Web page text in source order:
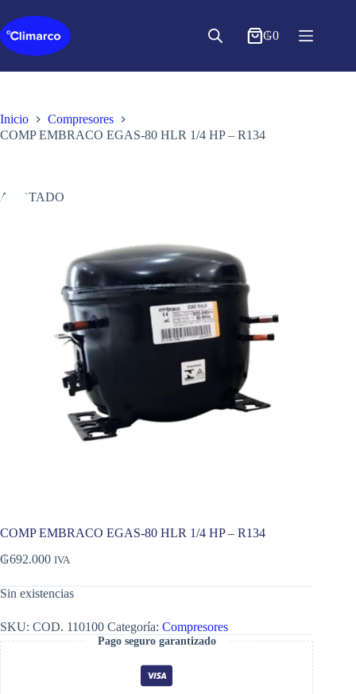
al
contenido
₲0
Inicio
Compresores
COMP EMBRACO EGAS-80 HLR 1/4 HP – R134
AGOTADO
COMP EMBRACO EGAS-80 HLR 1/4 HP – R134
₲692.000 IVA
Sin existencias
SKU: COD. 110100 Categoría: Compresores
Pago seguro garantizado